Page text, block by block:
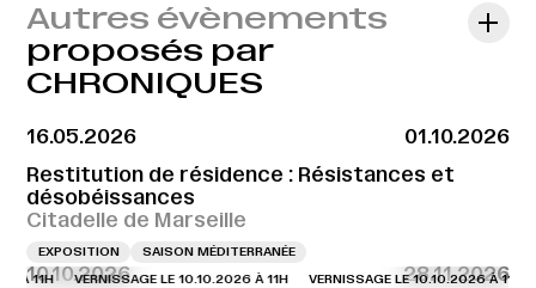
Autres évènements
proposés par
CHRONIQUES
16.05.2026
01.10.2026
Restitution de résidence : Résistances et
désobéissances
Citadelle de Marseille
EXPOSITION SAISON MÉDITERRANÉE
10.10.2026 28.11.2026
À 11H VERNISSAGE LE 10.10.2026 À 11H VERNISSAGE LE 10.10.2026 À 11H